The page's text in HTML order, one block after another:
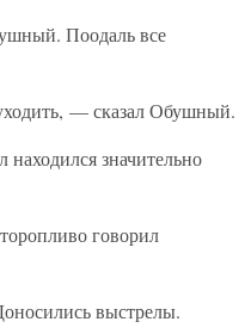
Поодаль все
— сказал Обушный.
находился значительно
говорил
выстрелы.